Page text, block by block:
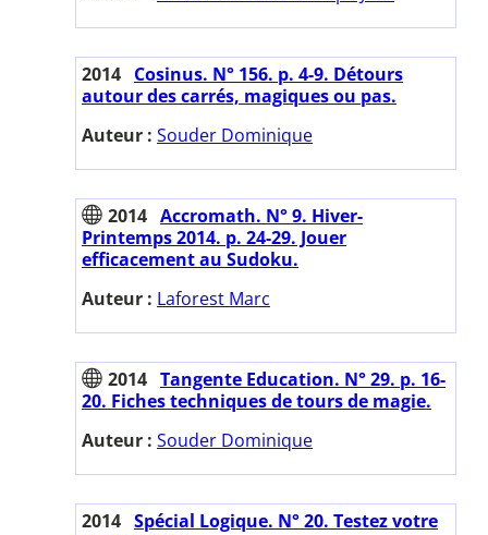
2014 Cosinus. N° 156. p. 4-9. Détours
autour des carrés, magiques ou pas.
Auteur : Souder Dominique
2014 Accromath. N° 9. Hiver-
Printemps 2014. p. 24-29. Jouer
efficacement au Sudoku.
Auteur : Laforest Marc
2014 Tangente Education. N° 29. p. 16-
20. Fiches techniques de tours de magie.
Auteur : Souder Dominique
2014 Spécial Logique. N° 20. Testez votre